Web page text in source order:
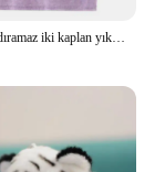
Bir dağ barındıramaz iki kaplan yıkmak What'S Bloeking zihninizi erkekler's Tees pamuk Tshirt gevşek Retro Tops